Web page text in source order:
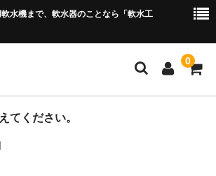
水機まで、軟水器のことなら「軟水工
0
てください。